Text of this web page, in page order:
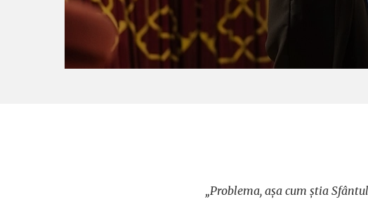
„Problema, așa cum știa